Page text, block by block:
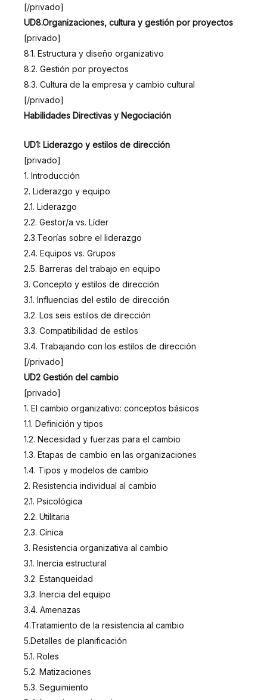
[/privado]
UD8.Organizaciones, cultura y gestión por proyectos
[privado]
8.1. Estructura y diseño organizativo
8.2. Gestión por proyectos
8.3. Cultura de la empresa y cambio cultural
[/privado]
Habilidades Directivas y Negociación
UD1: Liderazgo y estilos de dirección
[privado]
1. Introducción
2. Liderazgo y equipo
2.1. Liderazgo
2.2. Gestor/a vs. Líder
2.3.Teorías sobre el liderazgo
2.4. Equipos vs. Grupos
2.5. Barreras del trabajo en equipo
3. Concepto y estilos de dirección
3.1. Influencias del estilo de dirección
3.2. Los seis estilos de dirección
3.3. Compatibilidad de estilos
3.4. Trabajando con los estilos de dirección
[/privado]
UD2 Gestión del cambio
[privado]
1. El cambio organizativo: conceptos básicos
1.1. Definición y tipos
1.2. Necesidad y fuerzas para el cambio
1.3. Etapas de cambio en las organizaciones
1.4. Tipos y modelos de cambio
2. Resistencia individual al cambio
2.1. Psicológica
2.2. Utilitaria
2.3. Cínica
3. Resistencia organizativa al cambio
3.1. Inercia estructural
3.2. Estanqueidad
3.3. Inercia del equipo
3.4. Amenazas
4.Tratamiento de la resistencia al cambio
5.Detalles de planificación
5.1. Roles
5.2. Matizaciones
5.3. Seguimiento